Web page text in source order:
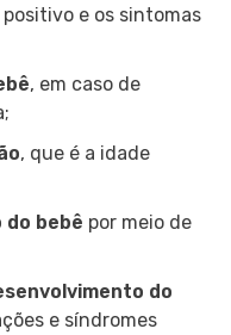
e os sintomas
, em caso de
, que é a idade
bebê por meio de
do
e síndromes